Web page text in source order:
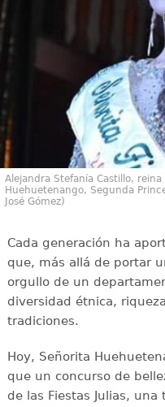
Alejandra Stefanía Castillo, reina
Huehuetenango, Segunda
José Gómez)
Cada generación ha
que, más allá de portar
orgullo de un
diversidad étnica,
tradiciones.
Hoy, Señorita
que un concurso de
de las Fiestas Julias,